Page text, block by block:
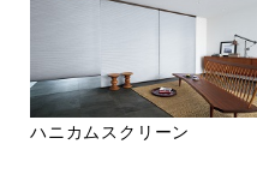
ハニカムスクリーン